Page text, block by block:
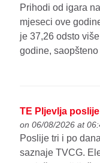
Prihodi od igara
mjeseci ove
je 37,26 odsto
godine,
TE Pljevlja
on 06/08/2026 at
Poslije tri i po
saznaje TVCG.